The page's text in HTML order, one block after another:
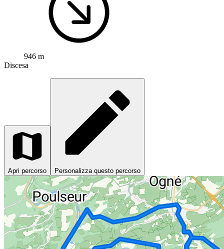
946 m
Discesa
Apri percorso Personalizza questo percorso